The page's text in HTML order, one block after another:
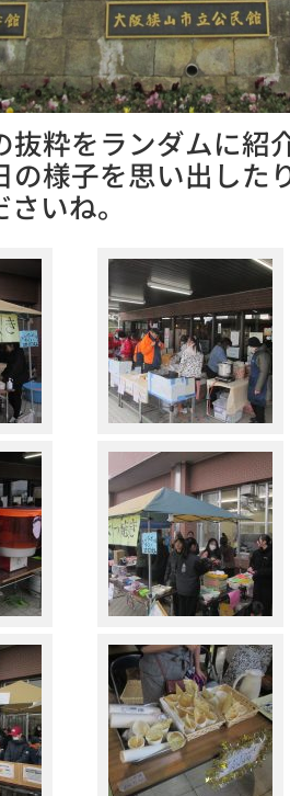
抜粋をランダムに紹
の様子を思い出した
いね。